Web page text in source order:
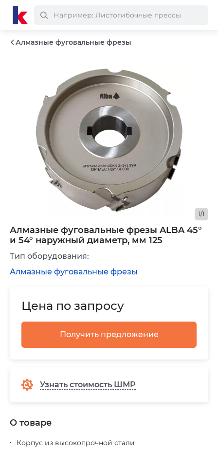
Алмазные фуговальные фрезы
Алмазные фуговальные фрезы ALBA 45°
и 54° наружный диаметр, мм 125
1/1
Цена по запросу
Получить предложение
Узнать стоимость ШМР
Тип оборудования:
Алмазные фуговальные фрезы
Корпус из высокопрочной стали
О товаре